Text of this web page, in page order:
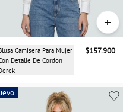
+
Camisera Para Mujer
Detalle De Cordon
$157.900